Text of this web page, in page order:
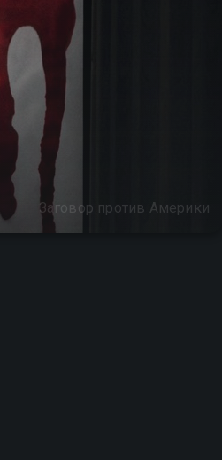
Заговор против Америки